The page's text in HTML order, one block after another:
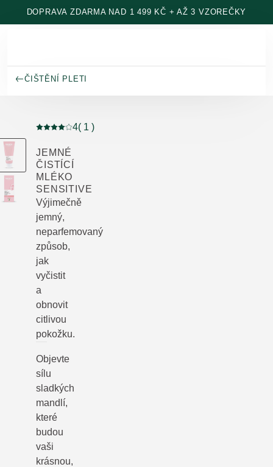
Přeskočit na hlavní obsah
DOPRAVA ZDARMA NAD 1 499 KČ + AŽ 3 VZOREČKY
ČIŠTĚNÍ PLETI
Aktuální hodnocení: 4 z 5 hvězdiček hodnoceno 1
4( 1 )
JEMNÉ
ČISTÍCÍ
MLÉKO
SENSITIVE
Výjimečně
jemný,
neparfemovaný
způsob,
jak
vyčistit
a
obnovit
citlivou
pokožku.
Objevte
sílu
sladkých
mandlí,
které
budou
vaši
krásnou,